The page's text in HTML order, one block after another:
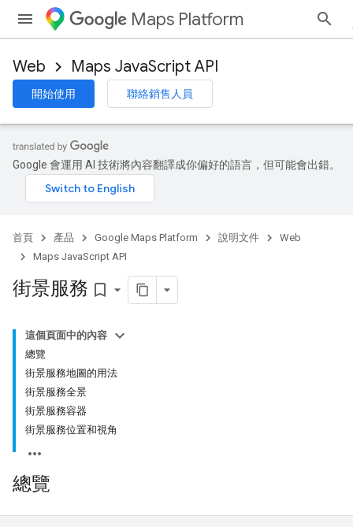
Maps Platform
Web Maps JavaScript API
開始使用 聯絡銷售人員
Google 會運用 AI 技術將內容翻譯成你偏好的語言，但可能會出錯。
首頁 產品 Google Maps Platform 說明文件
Web
Maps JavaScript API
街景服務 bookmark_border
這個頁面中的內容
總覽
街景服務地圖的用法
街景服務全景
街景服務容器
街景服務位置和視角
總覽